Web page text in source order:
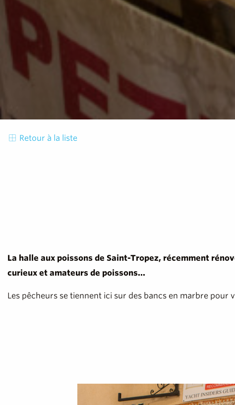
Retour à la liste
La halle aux poissons de Saint-Tropez, récemment
curieux et amateurs de poissons...
Les pêcheurs se tiennent ici sur des bancs en marbre pour